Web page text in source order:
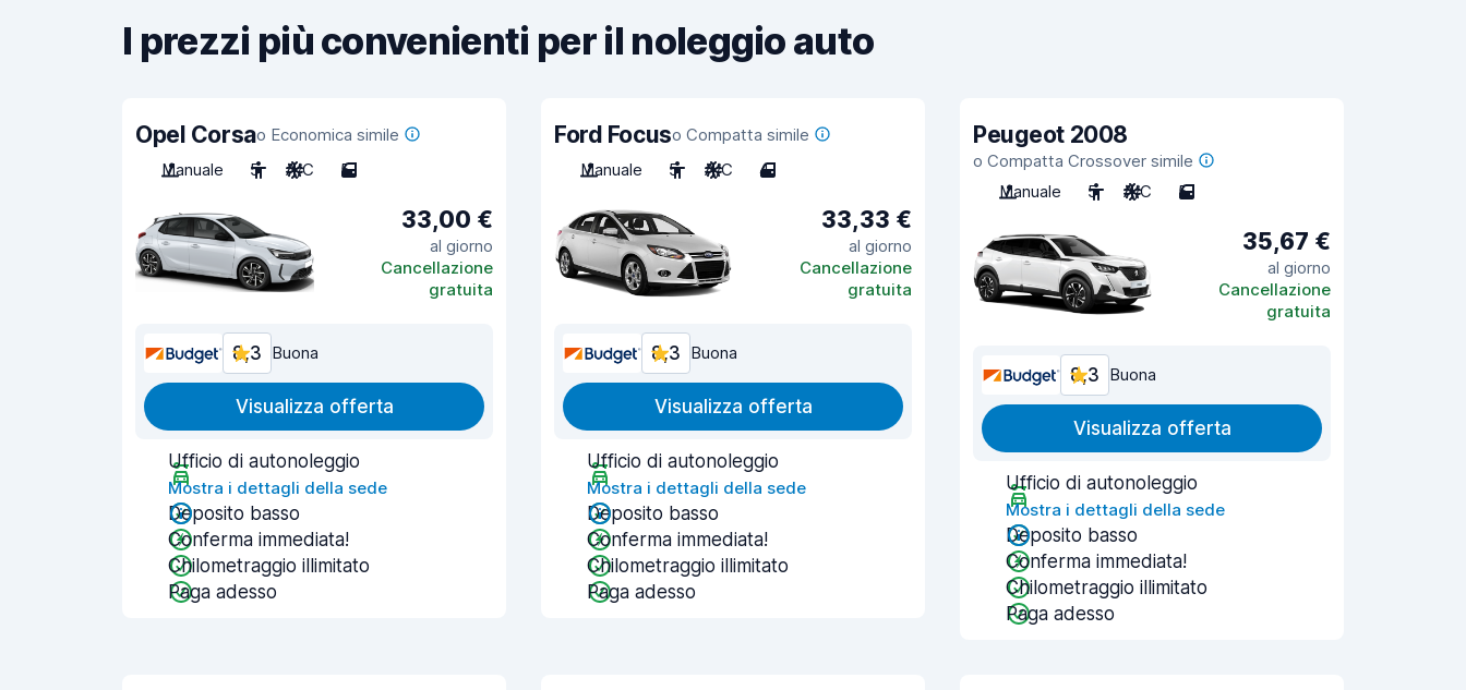
I prezzi più convenienti per il noleggio auto
Opel Corsao Economica simile
Manuale
5 A/C 5
33,00 €
al giorno
Cancellazione
gratuita
8,3 Buona
Visualizza offerta
Ufficio di autonoleggio
Mostra i dettagli della sede
Deposito basso
Conferma immediata!
Chilometraggio illimitato
Paga adesso
Ford Focuso Compatta simile
Manuale
5 A/C 4
33,33 €
al giorno
Cancellazione
gratuita
8,3 Buona
Visualizza offerta
Ufficio di autonoleggio
Mostra i dettagli della sede
Deposito basso
Conferma immediata!
Chilometraggio illimitato
Paga adesso
Peugeot 2008
o Compatta Crossover simile
Manuale
5 A/C 5
35,67 €
al giorno
Cancellazione
gratuita
8,3 Buona
Visualizza offerta
Ufficio di autonoleggio
Mostra i dettagli della sede
Deposito basso
Conferma immediata!
Chilometraggio illimitato
Paga adesso